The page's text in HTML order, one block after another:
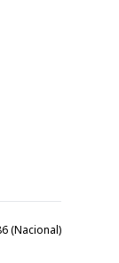
(Nacional)